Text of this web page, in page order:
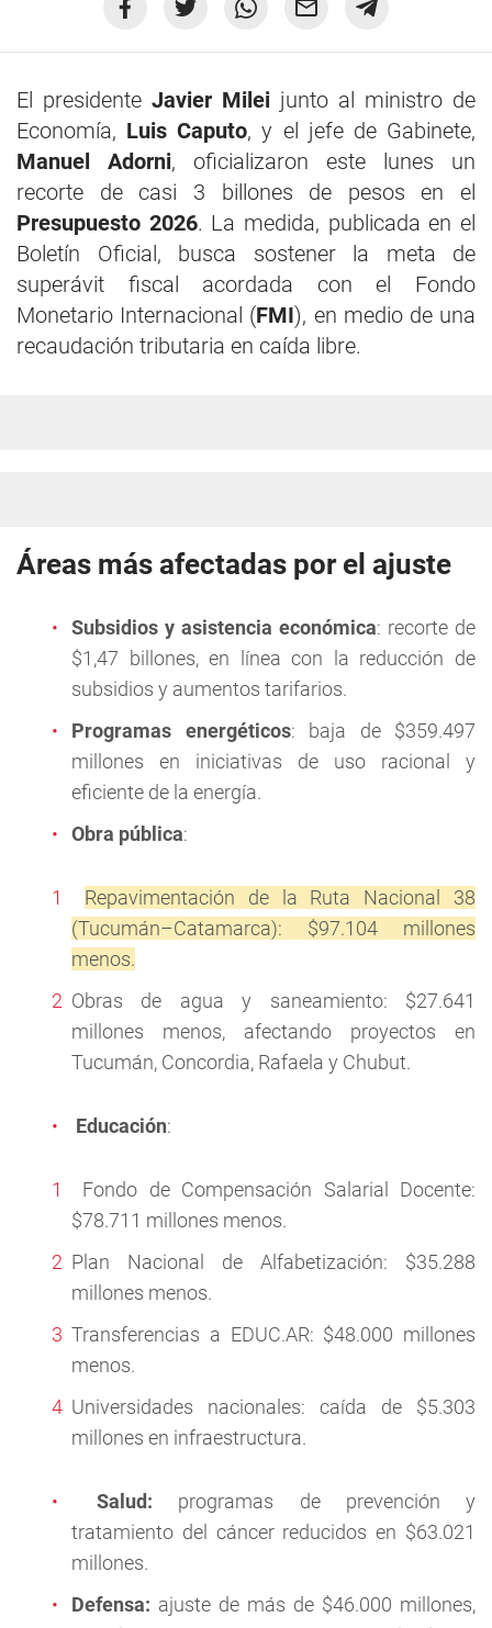
El presidente Javier Milei junto al ministro de
Economía, Luis Caputo, y el jefe de Gabinete,
Manuel Adorni, oficializaron este lunes un
recorte de casi 3 billones de pesos en el
Presupuesto 2026. La medida, publicada en el
Boletín Oficial, busca sostener la meta de
superávit fiscal acordada con el Fondo
Monetario Internacional (FMI), en medio de una
recaudación tributaria en caída libre.
Áreas más afectadas por el ajuste
Subsidios y asistencia económica: recorte de
$1,47 billones, en línea con la reducción de
subsidios y aumentos tarifarios.
Programas energéticos: baja de $359.497
millones en iniciativas de uso racional y
eficiente de la energía.
Obra pública:
Repavimentación de la Ruta Nacional 38
(Tucumán–Catamarca): $97.104 millones
menos.
Obras de agua y saneamiento: $27.641
millones menos, afectando proyectos en
Tucumán, Concordia, Rafaela y Chubut.
Educación:
Fondo de Compensación Salarial Docente:
$78.711 millones menos.
Plan Nacional de Alfabetización: $35.288
millones menos.
Transferencias a EDUC.AR: $48.000 millones
menos.
Universidades nacionales: caída de $5.303
millones en infraestructura.
Salud: programas de prevención y
tratamiento del cáncer reducidos en $63.021
millones.
Defensa: ajuste de más de $46.000 millones,